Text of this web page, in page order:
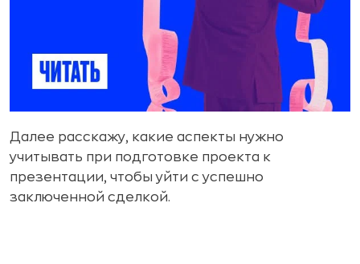
Далее расскажу, какие аспекты нужно
учитывать при подготовке проекта к
презентации, чтобы уйти с успешно
заключенной сделкой.